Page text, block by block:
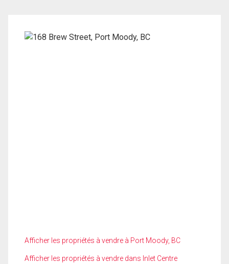
Afficher les propriétés à vendre à Port Moody, BC
Afficher les propriétés à vendre dans Inlet Centre